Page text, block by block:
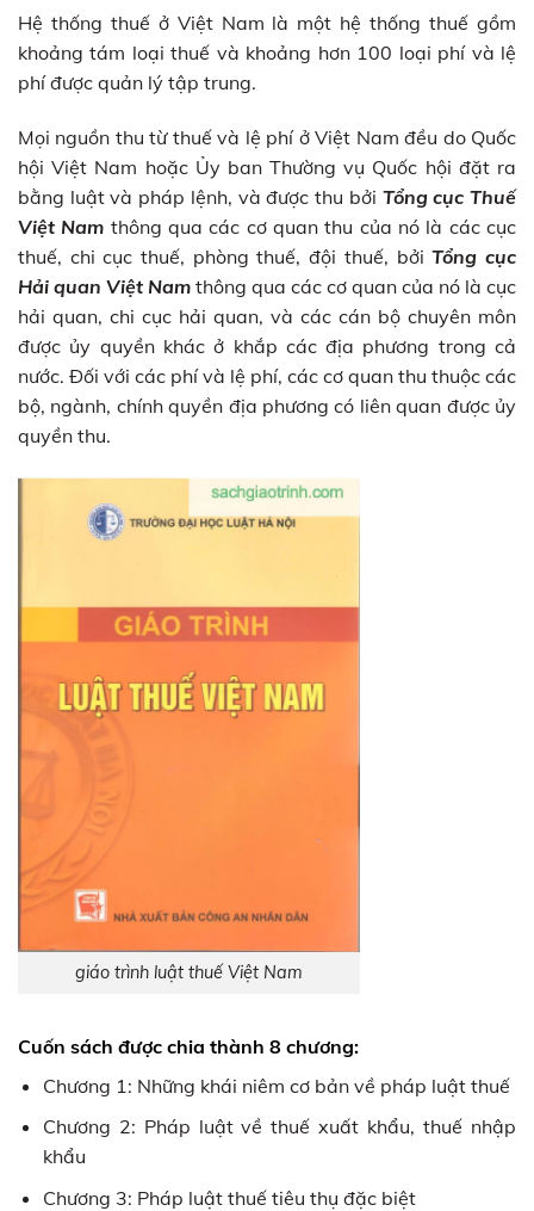
Hệ thống thuế ở Việt Nam là một hệ thống thuế gồm
khoảng tám loại thuế và khoảng hơn 100 loại phí và lệ
phí được quản lý tập trung.
Mọi nguồn thu từ thuế và lệ phí ở Việt Nam đều do Quốc
hội Việt Nam hoặc Ủy ban Thường vụ Quốc hội đặt ra
bằng luật và pháp lệnh, và được thu bởi Tổng cục Thuế
Việt Nam thông qua các cơ quan thu của nó là các cục
thuế, chi cục thuế, phòng thuế, đội thuế, bởiTổng cục
Hải quan Việt Nam thông qua các cơ quan của nó là cục
hải quan, chi cục hải quan, và các cán bộ chuyên môn
được ủy quyền khác ở khắp các địa phương trong cả
nước. Đối với các phí và lệ phí, các cơ quan thu thuộc các
bộ, ngành, chính quyền địa phương có liên quan được ủy
quyền thu.
giáo trình luật thuế Việt Nam
Cuốn sách được chia thành 8 chương:
Chương 1: Những khái niêm cơ bản về pháp luật thuế
Chương 2: Pháp luật về thuế xuất khẩu, thuế nhập
khẩu
Chương 3: Pháp luật thuế tiêu thụ đặc biệt